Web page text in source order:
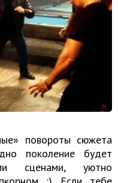
повороты сюжета
поколение будет
сценами, уютно